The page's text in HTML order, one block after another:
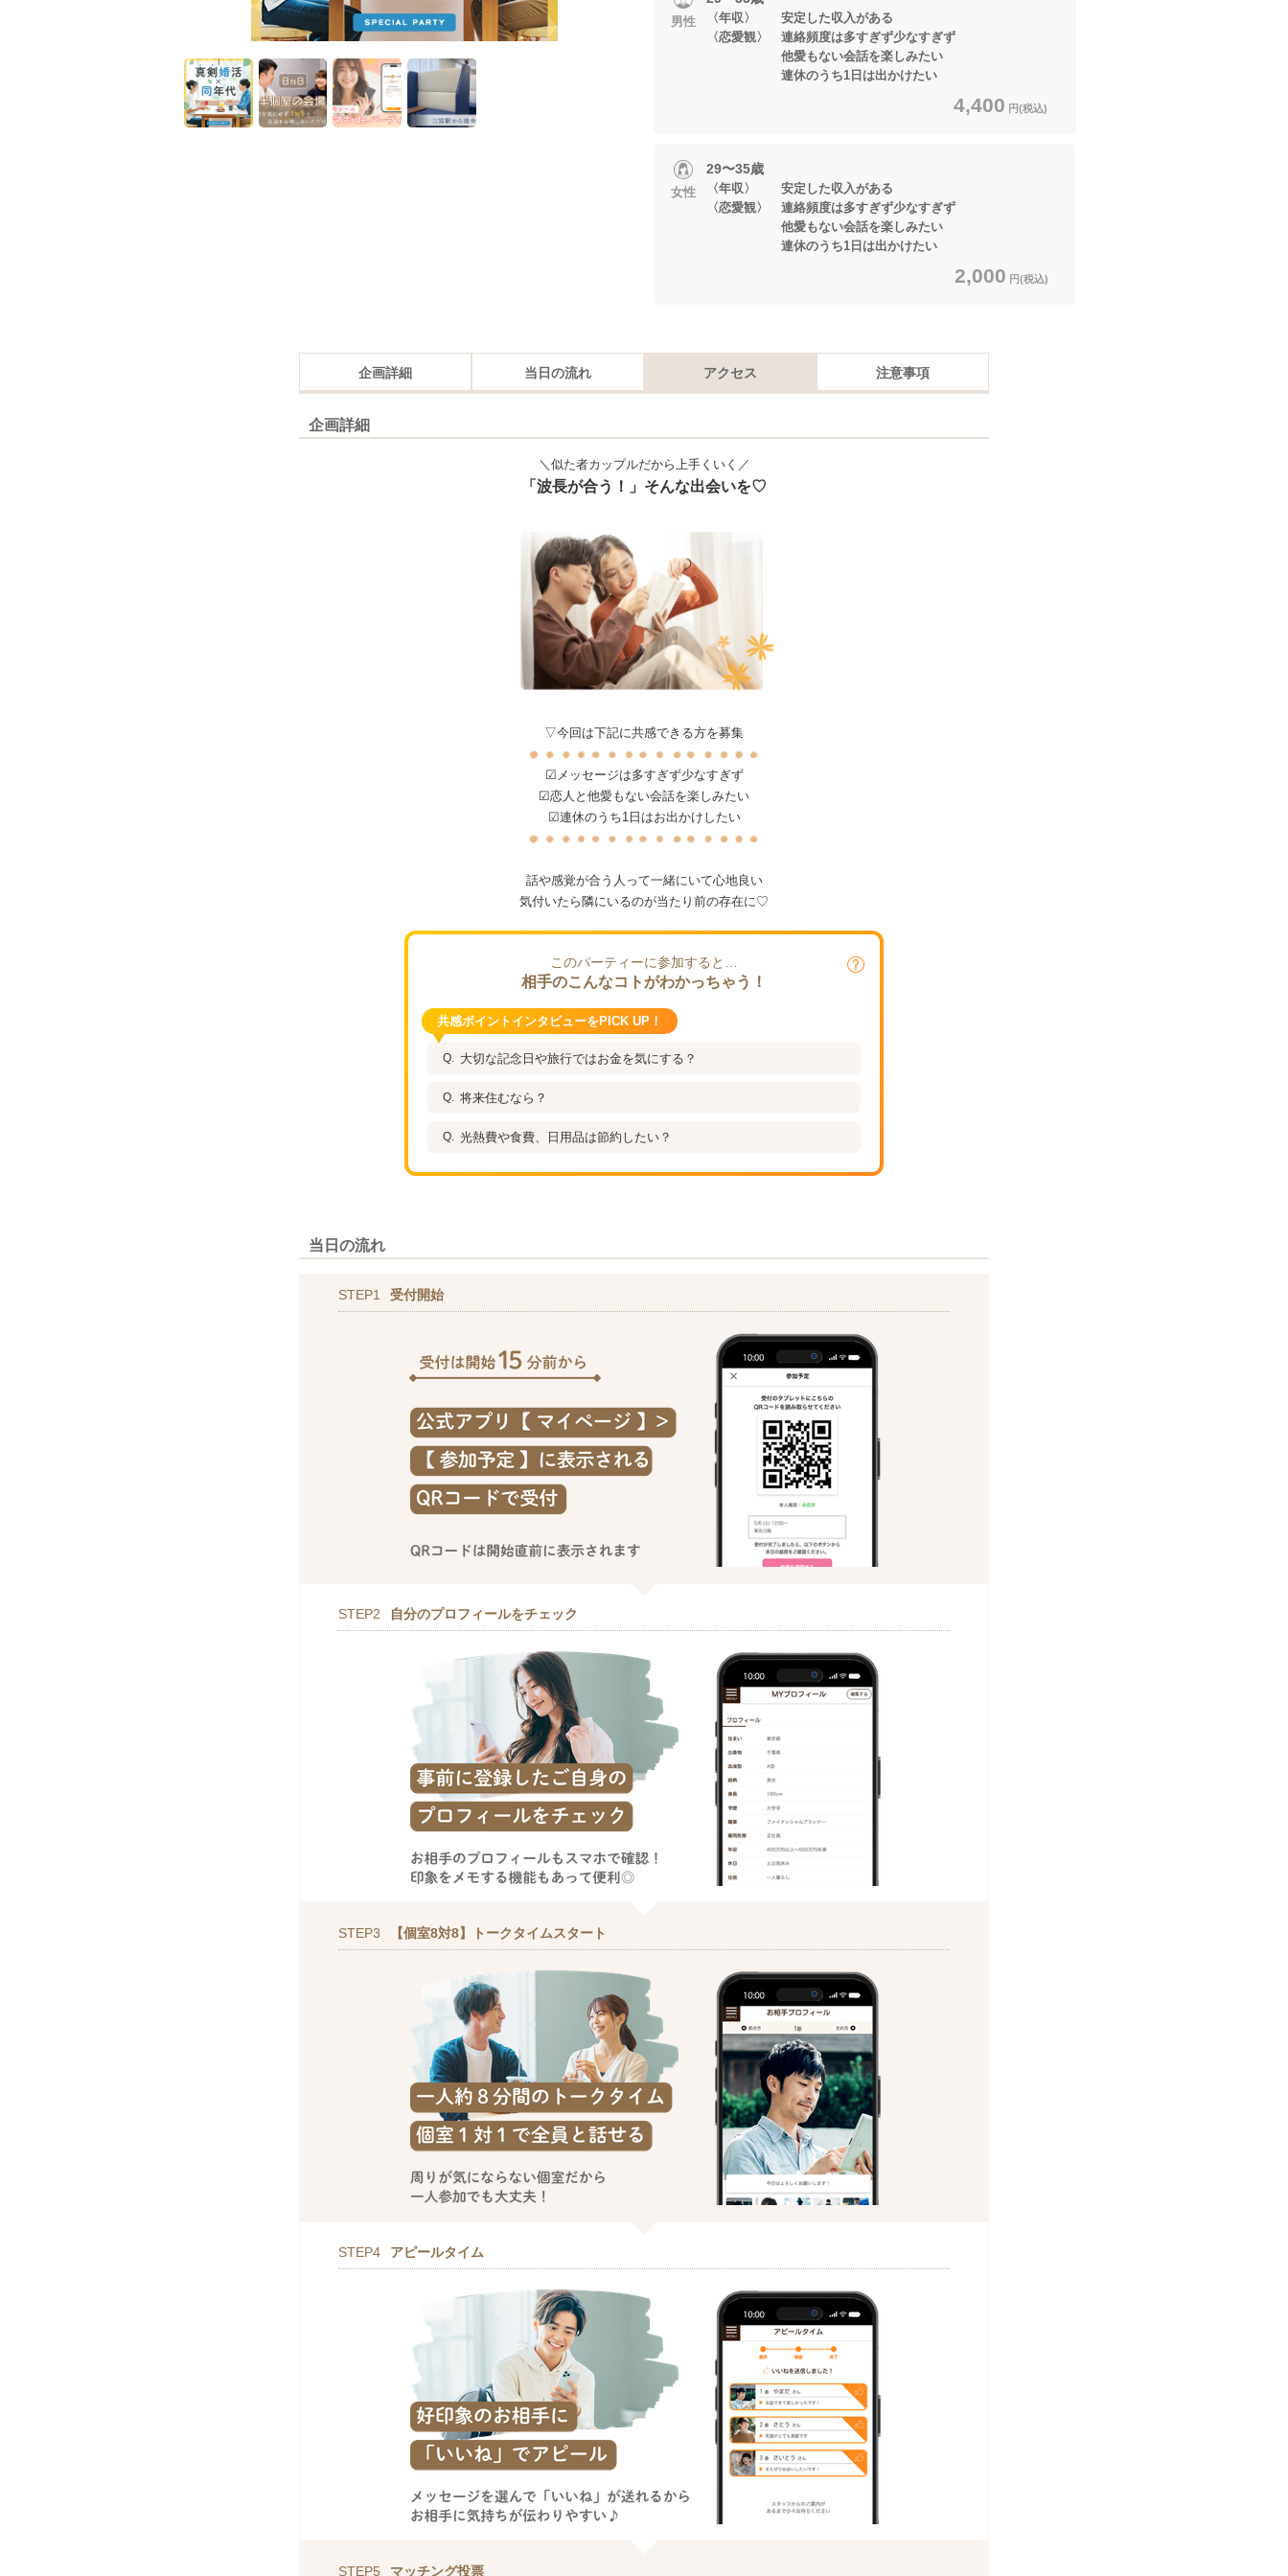
男性
〈年収〉 安定した収入がある
〈恋愛観〉 連絡頻度は多すぎず少なすぎず
他愛もない会話を楽しみたい
連休のうち1日は出かけたい
4,400 円(税込)
女性
29〜35歳
〈年収〉 安定した収入がある
〈恋愛観〉 連絡頻度は多すぎず少なすぎず
他愛もない会話を楽しみたい
連休のうち1日は出かけたい
2,000 円(税込)
企画詳細 当日の流れ アクセス 注意事項
企画詳細
＼似た者カップルだから上手くいく／
「波長が合う！」そんな出会いを♡
▽今回は下記に共感できる方を募集
☑メッセージは多すぎず少なすぎず
☑恋人と他愛もない会話を楽しみたい
☑連休のうち1日はお出かけしたい
話や感覚が合う人って一緒にいて心地良い
気付いたら隣にいるのが当たり前の存在に♡
このパーティーに参加すると…
相手のこんなコトがわかっちゃう！
共感ポイントインタビューをPICK UP！
大切な記念日や旅行ではお金を気にする？
将来住むなら？
光熱費や食費、日用品は節約したい？
当日の流れ
STEP1 受付開始
STEP2 自分のプロフィールをチェック
STEP3 【個室8対8】トークタイムスタート
STEP4 アピールタイム
STEP5 マッチング投票